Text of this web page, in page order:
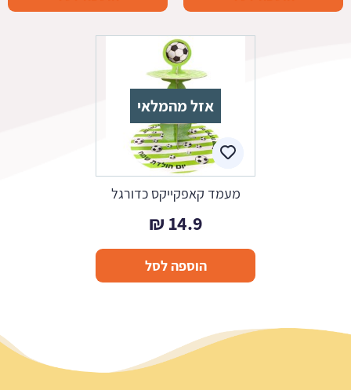
אזל מהמלאי
מעמד קאפקייקס כדורגל
14.9
₪
הוספה לסל